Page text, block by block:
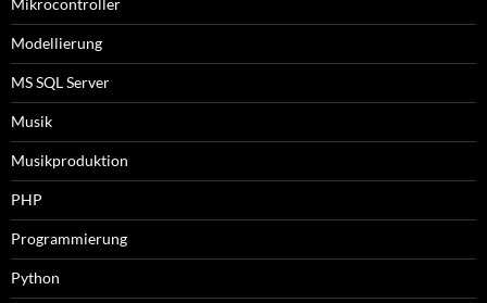
Mikrocontroller
Modellierung
MS SQL Server
Musik
Musikproduktion
PHP
Programmierung
Python